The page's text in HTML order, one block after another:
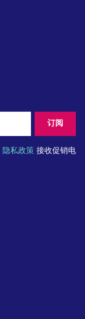
订阅
隐私政策 接收促销电